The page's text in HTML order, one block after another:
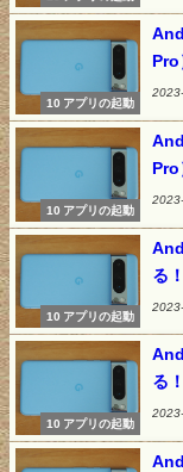
10 アプリの起動
Pro
10 アプリの起動
Pro
10 アプリの起動
る
10 アプリの起動
る